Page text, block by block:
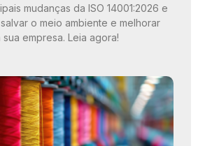
mudanças da ISO 14001:2026 e
o meio ambiente e melhorar
empresa. Leia agora!